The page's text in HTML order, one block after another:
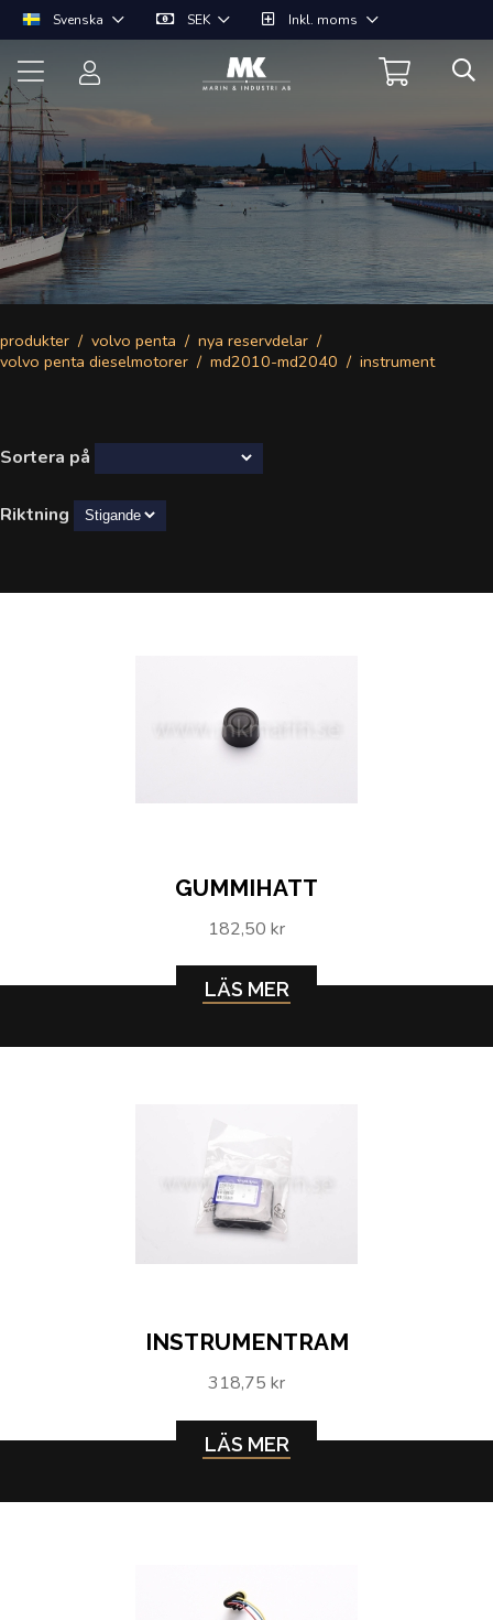
Svenska SEK Inkl. moms
produkter volvo penta
nya reservdelar
volvo penta dieselmotorer
md2010-md2040 instrument
Sortera på
Riktning
GUMMIHATT
182,50 kr
LÄS MER
INSTRUMENTRAM
318,75 kr
LÄS MER